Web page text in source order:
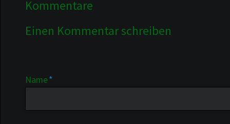
Kommentare
Einen Kommentar schreiben
Pflichtfeld
Name*